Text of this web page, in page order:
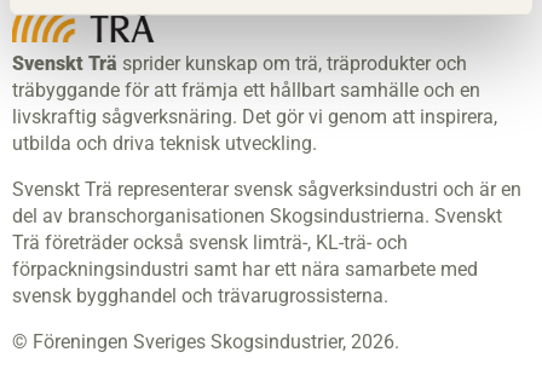
Svenskt Trä sprider kunskap om trä, träprodukter och
träbyggande för att främja ett hållbart samhälle och en
livskraftig sågverksnäring. Det gör vi genom att inspirera,
utbilda och driva teknisk utveckling.
Svenskt Trä representerar svensk sågverksindustri och är en
del av branschorganisationen Skogsindustrierna. Svenskt
Trä företräder också svensk limträ-, KL-trä- och
förpackningsindustri samt har ett nära samarbete med
svensk bygghandel och trävarugrossisterna.
© Föreningen Sveriges Skogsindustrier, 2026.